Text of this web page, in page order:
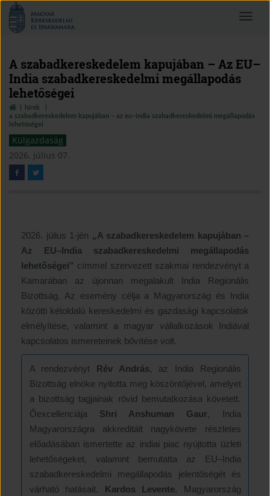
Magyar
Kereskedelmi
és
Toggle
A szabadkereskedelem kapujában – Az EU–
India szabadkereskedelmi megállapodás
lehetőségei
hírek
a szabadkereskedelem kapujában – az eu–india szabadkereskedelmi megállapodás
lehetőségei
Külgazdaság
2026. július 07.
2026. július 1-jén „A szabadkereskedelem kapujában –
Az EU–India szabadkereskedelmi megállapodás
lehetőségei” címmel szervezett szakmai rendezvényt a
Kamarában az újonnan megalakult India Regionális
Bizottság. Az esemény célja a Magyarország és India
közötti kétoldalú kereskedelmi és gazdasági kapcsolatok
elmélyítése, valamint a magyar vállalkozások Indiával
kapcsolatos ismereteinek bővítése volt.
A rendezvényt Rév András, az India Regionális
Bizottság elnöke nyitotta meg köszöntőjével, amelyet
a bizottság tagjainak rövid bemutatkozása követett.
Őexcellenciája Shri Anshuman Gaur, India
Magyarországra akkreditált nagykövete részletes
előadásában ismertette az indiai piac nyújtotta üzleti
lehetőségeket, valamint bemutatta az EU–India
szabadkereskedelmi megállapodás jelentőségét és
várható hatásait. Kardos Levente, Magyarország